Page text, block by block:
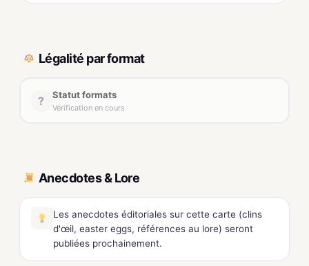
Légalité par format
? Statut formats
Vérification en cours
Anecdotes & Lore
Les anecdotes éditoriales sur cette carte (clins
d'œil, easter eggs, références au lore) seront
publiées prochainement.